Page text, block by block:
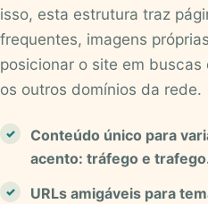
isso, esta estrutura traz
frequentes, imagens
posicionar o site em
os outros domínios da rede.
Conteúdo único para
acento: tráfego e
URLs amigáveis para